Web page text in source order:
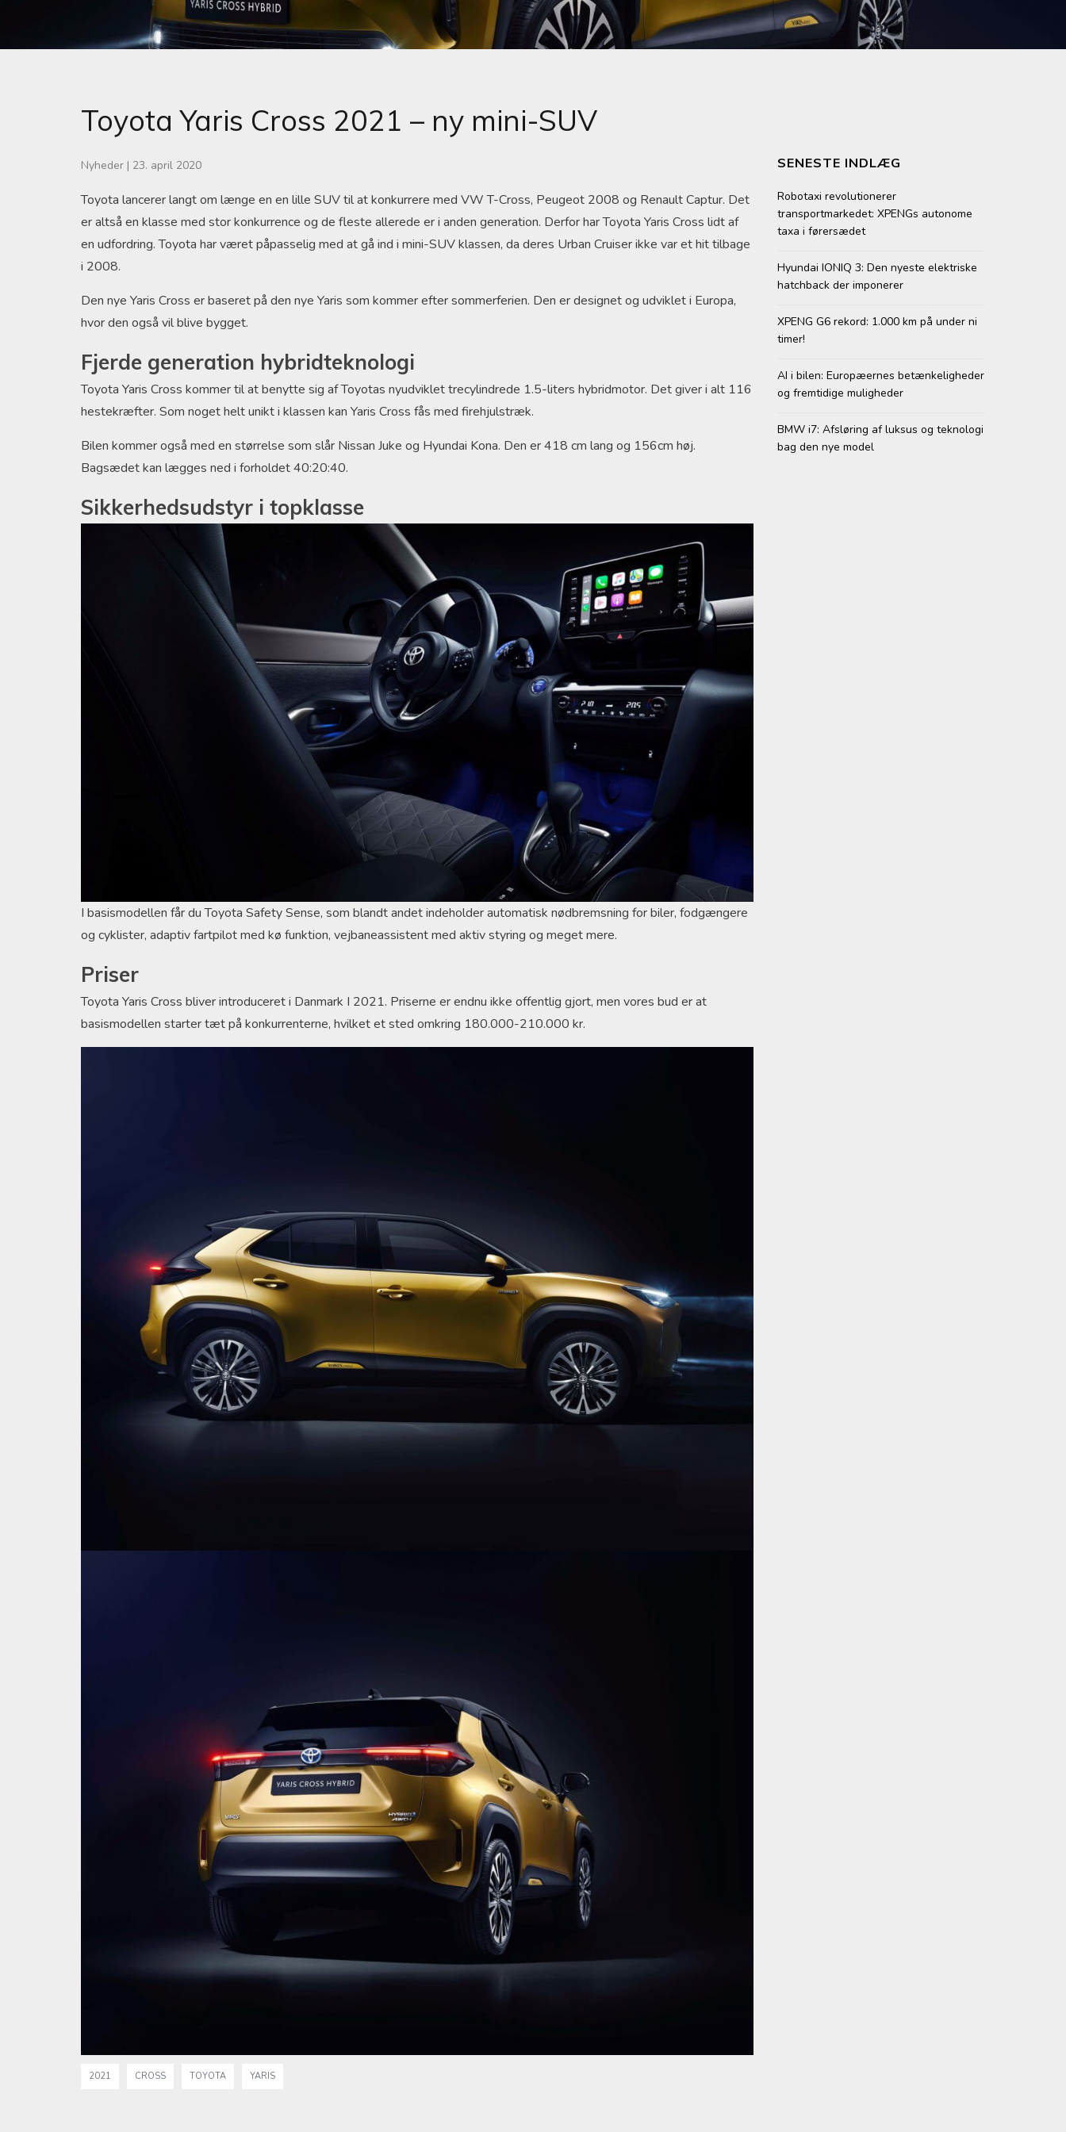
Toyota Yaris Cross 2021 – ny mini-SUV
Nyheder | 23. april 2020
Toyota lancerer langt om længe en en lille SUV til at konkurrere med VW T-Cross, Peugeot 2008 og Renault Captur. Det
er altså en klasse med stor konkurrence og de fleste allerede er i anden generation. Derfor har Toyota Yaris Cross lidt af
en udfordring. Toyota har været påpasselig med at gå ind i mini-SUV klassen, da deres Urban Cruiser ikke var et hit tilbage
i 2008.
Den nye Yaris Cross er baseret på den nye Yaris som kommer efter sommerferien. Den er designet og udviklet i Europa,
hvor den også vil blive bygget.
Fjerde generation hybridteknologi
Toyota Yaris Cross kommer til at benytte sig af Toyotas nyudviklet trecylindrede 1.5-liters hybridmotor. Det giver i alt 116
hestekræfter. Som noget helt unikt i klassen kan Yaris Cross fås med firehjulstræk.
Bilen kommer også med en størrelse som slår Nissan Juke og Hyundai Kona. Den er 418 cm lang og 156cm høj.
Bagsædet kan lægges ned i forholdet 40:20:40.
Sikkerhedsudstyr i topklasse
I basismodellen får du Toyota Safety Sense, som blandt andet indeholder automatisk nødbremsning for biler, fodgængere
og cyklister, adaptiv fartpilot med kø funktion, vejbaneassistent med aktiv styring og meget mere.
Priser
Toyota Yaris Cross bliver introduceret i Danmark I 2021. Priserne er endnu ikke offentlig gjort, men vores bud er at
basismodellen starter tæt på konkurrenterne, hvilket et sted omkring 180.000-210.000 kr.
2021 CROSS TOYOTA YARIS
SENESTE INDLÆG
Robotaxi revolutionerer
transportmarkedet: XPENGs autonome
taxa i førersædet
Hyundai IONIQ 3: Den nyeste elektriske
hatchback der imponerer
XPENG G6 rekord: 1.000 km på under ni
timer!
AI i bilen: Europæernes betænkeligheder
og fremtidige muligheder
BMW i7: Afsløring af luksus og teknologi
bag den nye model